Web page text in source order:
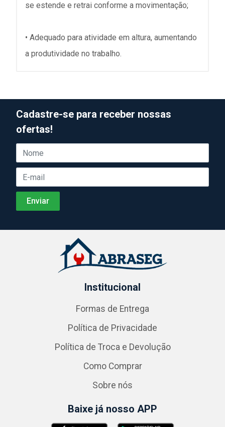
se estende e retrai conforme a movimentação;
• Adequado para atividade em altura, aumentando
a produtividade no trabalho.
Cadastre-se para receber nossas
ofertas!
Institucional
Formas de Entrega
Política de Privacidade
Política de Troca e Devolução
Como Comprar
Sobre nós
Baixe já nosso APP